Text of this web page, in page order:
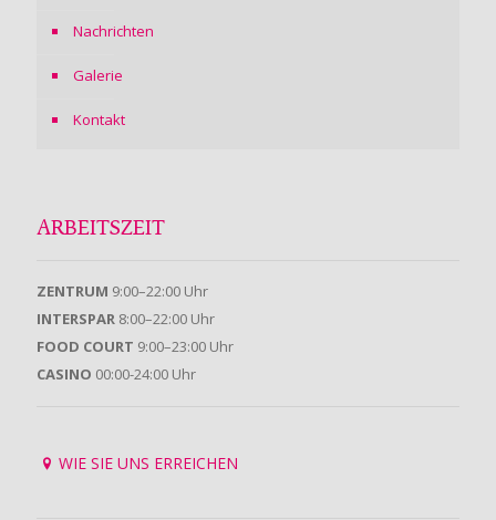
Nachrichten
Galerie
Kontakt
ARBEITSZEIT
ZENTRUM 9:00–22:00 Uhr
INTERSPAR 8:00–22:00 Uhr
FOOD COURT 9:00–23:00 Uhr
CASINO 00:00-24:00 Uhr
WIE SIE UNS ERREICHEN